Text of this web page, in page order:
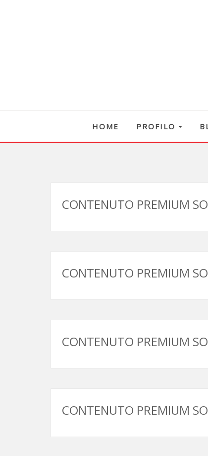
HOME PROFILO
CONTENUTO PREMIUM
CONTENUTO PREMIUM
CONTENUTO PREMIUM
CONTENUTO PREMIUM